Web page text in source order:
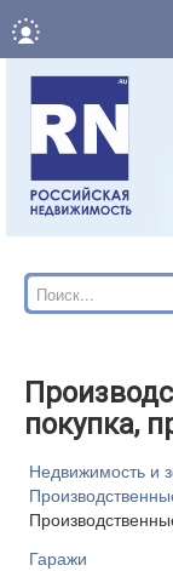
покупка,
Недвижимость и
Гаражи